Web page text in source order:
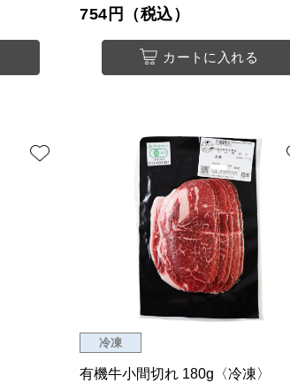
754円（税込）
カートに入れる
冷凍
有機牛小間切れ 180g〈冷凍〉